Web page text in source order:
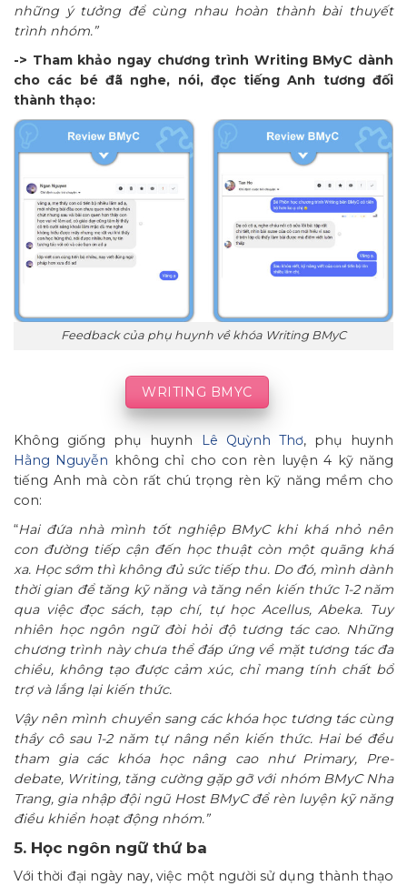
những ý tưởng để cùng nhau hoàn thành bài thuyết
trình nhóm.”
-> Tham khảo ngay chương trình Writing BMyC dành
cho các bé đã nghe, nói, đọc tiếng Anh tương đối
thành thạo:
Feedback của phụ huynh về khóa Writing BMyC
WRITING BMYC
Không giống phụ huynh Lê Quỳnh Thơ, phụ huynh
Hằng Nguyễn không chỉ cho con rèn luyện 4 kỹ năng
tiếng Anh mà còn rất chú trọng rèn kỹ năng mềm cho
con:
“Hai đứa nhà mình tốt nghiệp BMyC khi khá nhỏ nên
con đường tiếp cận đến học thuật còn một quãng khá
xa. Học sớm thì không đủ sức tiếp thu. Do đó, mình dành
thời gian để tăng kỹ năng và tăng nền kiến thức 1-2 năm
qua việc đọc sách, tạp chí, tự học Acellus, Abeka. Tuy
nhiên học ngôn ngữ đòi hỏi độ tương tác cao. Những
chương trình này chưa thể đáp ứng về mặt tương tác đa
chiều, không tạo được cảm xúc, chỉ mang tính chất bổ
trợ và lắng lại kiến thức.
Vậy nên mình chuyển sang các khóa học tương tác cùng
thầy cô sau 1-2 năm tự nâng nền kiến thức. Hai bé đều
tham gia các khóa học nâng cao như Primary, Pre-
debate, Writing, tăng cường gặp gỡ với nhóm BMyC Nha
Trang, gia nhập đội ngũ Host BMyC để rèn luyện kỹ năng
điều khiển hoạt động nhóm.”
5. Học ngôn ngữ thứ ba
Với thời đại ngày nay, việc một người sử dụng thành thạo